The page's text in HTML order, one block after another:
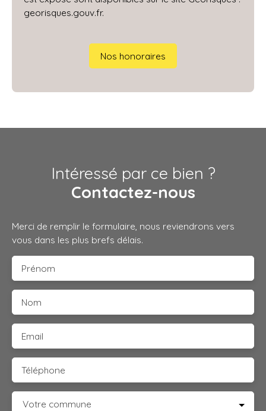
georisques.gouv.fr.
Nos honoraires
Intéressé par ce bien ?
Contactez-nous
Merci de remplir le formulaire, nous reviendrons vers
vous dans les plus brefs délais.
Prénom
Nom
Email
Téléphone
Votre commune